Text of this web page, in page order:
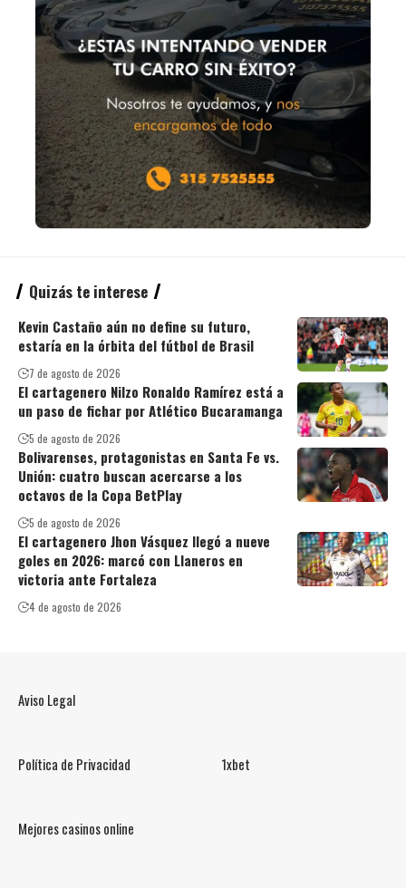
Quizás te interese
Kevin Castaño aún no define su futuro,
estaría en la órbita del fútbol de Brasil
7 de agosto de 2026
El cartagenero Nilzo Ronaldo Ramírez está a
un paso de fichar por Atlético Bucaramanga
5 de agosto de 2026
Bolivarenses, protagonistas en Santa Fe vs.
Unión: cuatro buscan acercarse a los
octavos de la Copa BetPlay
5 de agosto de 2026
El cartagenero Jhon Vásquez llegó a nueve
goles en 2026: marcó con Llaneros en
victoria ante Fortaleza
4 de agosto de 2026
Aviso Legal
Política de Privacidad 1xbet
Mejores casinos online